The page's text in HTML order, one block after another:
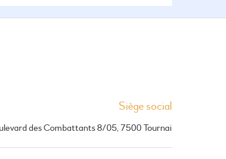
Siège social
des Combattants 8/05, 7500 Tournai